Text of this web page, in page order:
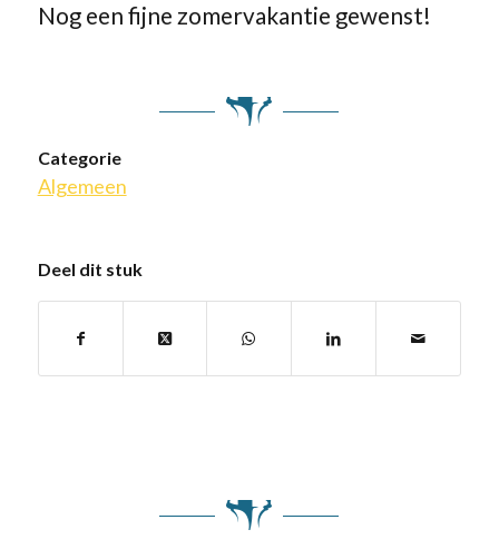
Nog een fijne zomervakantie gewenst!
Categorie
Algemeen
Deel dit stuk